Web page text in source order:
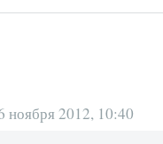
ноября 2012, 10:40